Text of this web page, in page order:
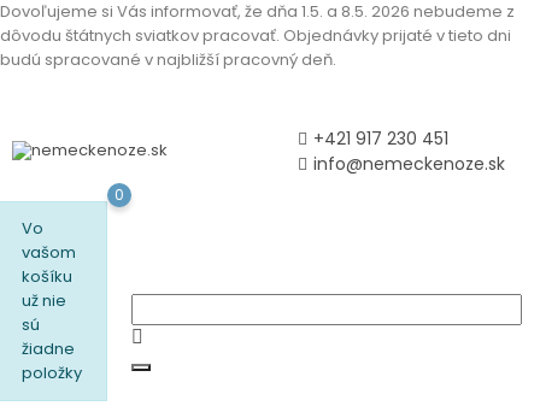
Dovoľujeme si Vás informovať, že dňa 1.5. a 8.5. 2026 nebudeme z
dôvodu štátnych sviatkov pracovať. Objednávky prijaté v tieto dni
budú spracované v najbližší pracovný deň.
+421 917 230 451
info@nemeckenoze.sk
Vo
vašom
košíku
už nie
sú
žiadne
položky
0